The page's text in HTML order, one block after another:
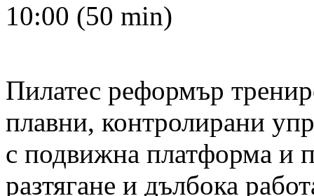
10:00 (50 min)
Пилатес реформър
плавни, контролирани
с подвижна платформа и
разтягане и дълбока